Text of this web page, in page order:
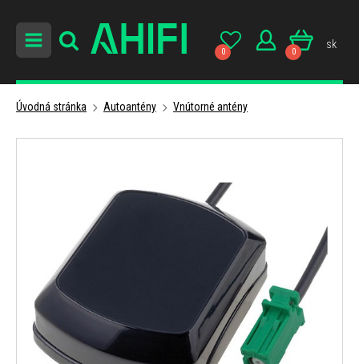
0 0
sk
Úvodná stránka Autoantény Vnútorné antény